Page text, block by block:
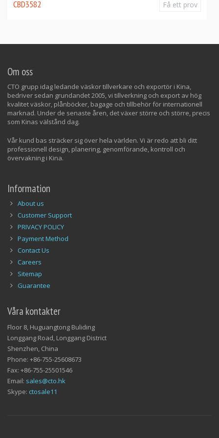
CTO grupp idag ledande väskor tillverkare och exportör i Kina,
bedriver sedan grundandet 2005, vi tillverkning och export av hög
kvalitet väskor, plånböcker, bagage och tillbehör för internationell
marknad. Under de senaste åren, det växer större och större, precis
som Kinas välstånd dag.
Vår kund bas sträcker sig över hela världen. Vi är redo att bli ditt
professionell design, planering, genomförande, kontroll och
övervakning i Kina.
About us
Customer Support
PRIVACY POLICY
Payment Method
Contact Us
Careers
Sitemap
Guarantee
Floor 8, Huguangtong Buliding
Longgang Road, Longgang District
Shenzhen, China
Phone: +86-755-25608673
Fax: +86-755-25501546
Email:sales@cto.hk
Skype:ctosale11